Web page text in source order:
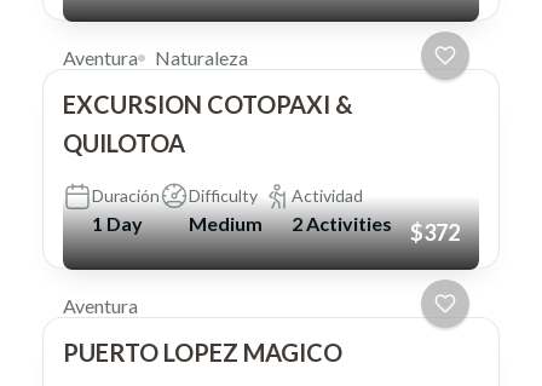
Aventura Naturaleza
EXCURSION COTOPAXI &
QUILOTOA
Duración
1 Day
Difficulty
Medium
Actividad
2 Activities $372
Aventura
PUERTO LOPEZ MAGICO